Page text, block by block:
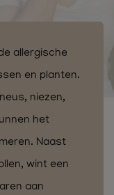
allergische
en planten.
niezen,
het
Naast
wint een
aan